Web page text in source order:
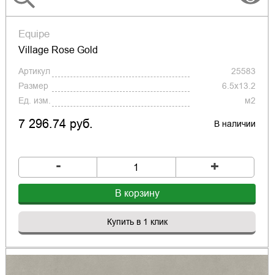
Equipe
Village Rose Gold
Артикул
25583
Размер
6.5x13.2
Ед. изм.
м2
7 296.74 руб. В наличии
- +
В корзину
Купить в 1 клик